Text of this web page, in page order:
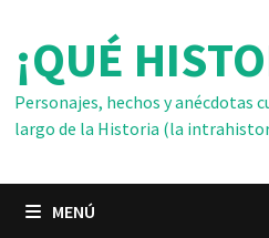
contenido
¡QUÉ
Personajes, hechos y anécdotas
largo de la Historia (la
MENÚ